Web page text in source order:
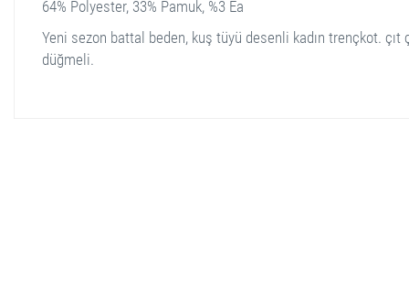
64% Polyester, 33% Pamuk, %3 Ea
Yeni sezon battal beden, kuş tüyü desenli kadın trençkot. çıt
düğmeli.